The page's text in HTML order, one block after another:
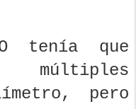
tenía que
pero